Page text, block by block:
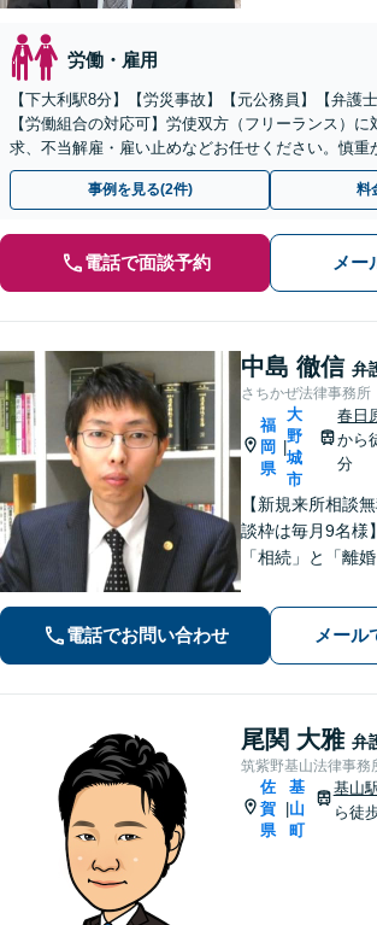
労働・雇用
【下大利駅8分】【労災事故】【元公務員】【弁護
【労働組合の対応可】労使双方（フリーランス）
求、不当解雇・雇い止めなどお任せください。慎重
決へと進めます。
事例を見る(2件) 料
電話で面談予約 メー
中島 徹信 弁
さちかぜ法律事務所
福
岡
県
|
大
野
城
市
春日
から
分
【新規来所相談
談枠は毎月9名様
「相続」と「離
務」の分析・研
識・独自の見解
金問題」も私が
します。
電話でお問い合わせ メール
尾関 大雅 弁
筑紫野基山法律事務
佐
賀
県
基
山
町
基山
ら徒